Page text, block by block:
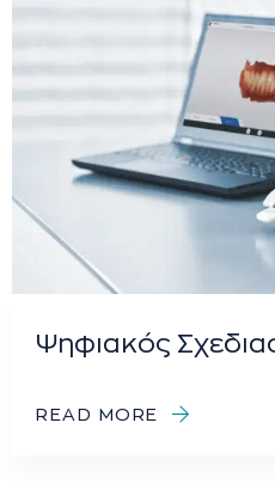
Ψηφιακός
READ MORE